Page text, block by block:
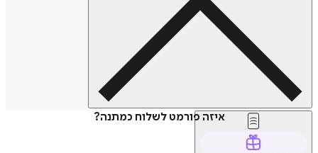
איזה פורמט לשלוח כמתנה?